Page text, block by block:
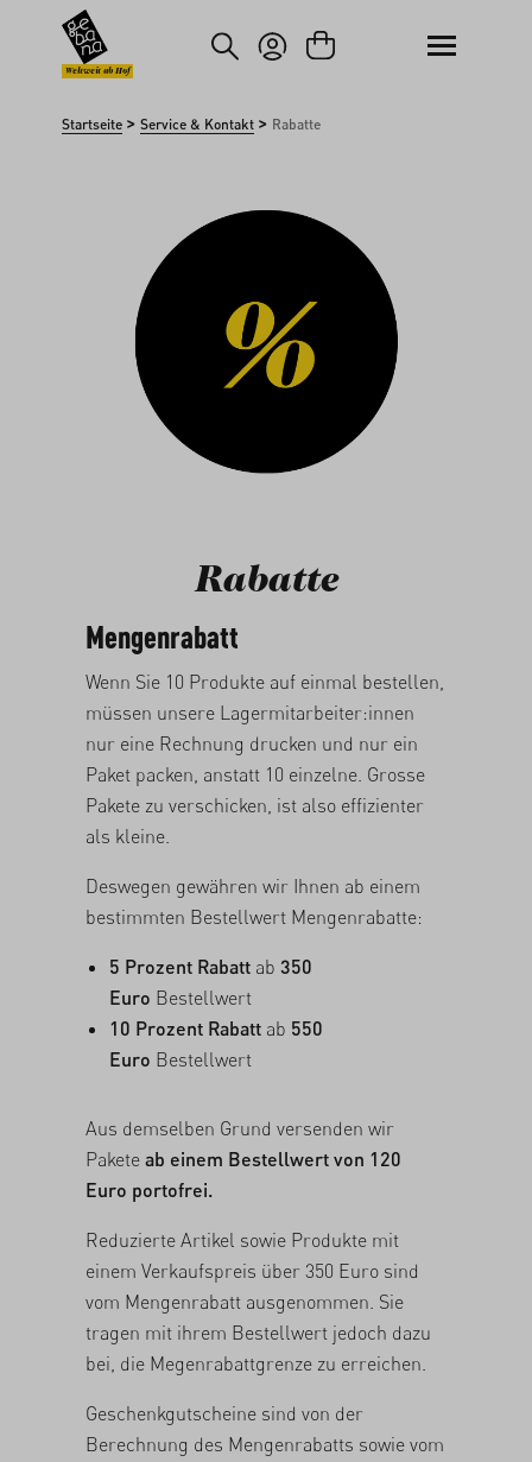
Hauptinhalt springen
Zur Suche springen
Weltweit ab Hof
Startseite > Service & Kontakt > Rabatte
Rabatte
Mengenrabatt
Wenn Sie 10 Produkte auf einmal bestellen,
müssen unsere Lagermitarbeiter:innen
nur eine Rechnung drucken und nur ein
Paket packen, anstatt 10 einzelne. Grosse
Pakete zu verschicken, ist also effizienter
als kleine.
Deswegen gewähren wir Ihnen ab einem
bestimmten Bestellwert Mengenrabatte:
5 Prozent Rabatt ab 350
Euro Bestellwert
10 Prozent Rabatt ab 550
Euro Bestellwert
Aus demselben Grund versenden wir
Pakete ab einem Bestellwert von 120
Euro portofrei.
Reduzierte Artikel sowie Produkte mit
einem Verkaufspreis über 350 Euro sind
vom Mengenrabatt ausgenommen. Sie
tragen mit ihrem Bestellwert jedoch dazu
bei, die Megenrabattgrenze zu erreichen.
Geschenkgutscheine sind von der
Berechnung des Mengenrabatts sowie vom